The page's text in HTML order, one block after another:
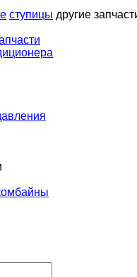
ступицы другие